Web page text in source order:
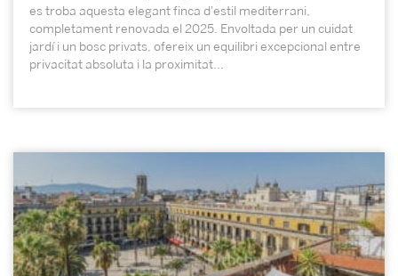
es troba aquesta elegant finca d'estil mediterrani,
completament renovada el 2025. Envoltada per un cuidat
jardí i un bosc privats, ofereix un equilibri excepcional entre
privacitat absoluta i la proximitat...